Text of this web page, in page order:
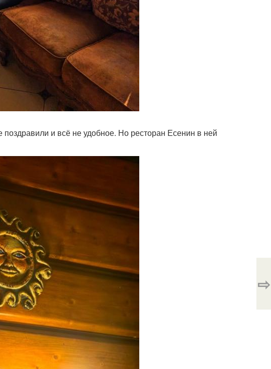
и всё не удобное. Но ресторан Есенин в ней
⇨